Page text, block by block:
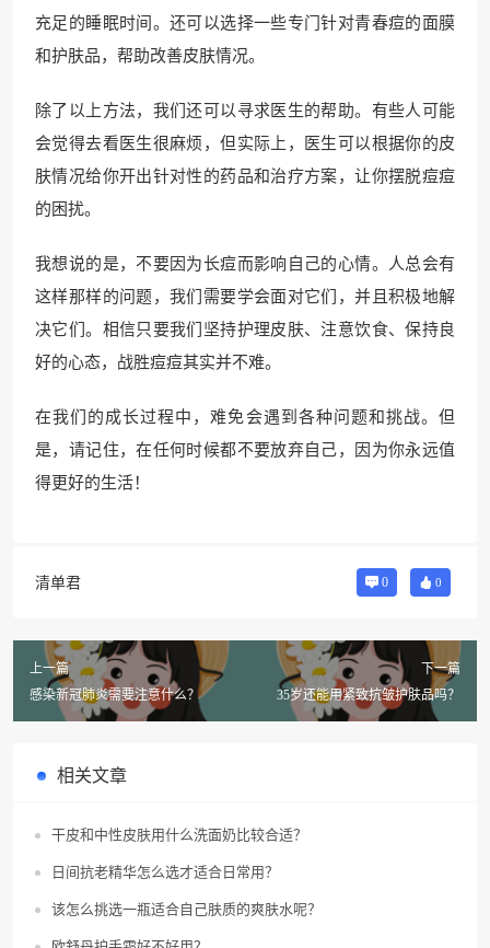
充足的睡眠时间。还可以选择一些专门针对青春痘的面膜
和护肤品，帮助改善皮肤情况。
除了以上方法，我们还可以寻求医生的帮助。有些人可能
会觉得去看医生很麻烦，但实际上，医生可以根据你的皮
肤情况给你开出针对性的药品和治疗方案，让你摆脱痘痘
的困扰。
我想说的是，不要因为长痘而影响自己的心情。人总会有
这样那样的问题，我们需要学会面对它们，并且积极地解
决它们。相信只要我们坚持护理皮肤、注意饮食、保持良
好的心态，战胜痘痘其实并不难。
在我们的成长过程中，难免会遇到各种问题和挑战。但
是，请记住，在任何时候都不要放弃自己，因为你永远值
得更好的生活！
清单君 0 0
上一篇
感染新冠肺炎需要注意什么？
下一篇
35岁还能用紧致抗皱护肤品吗？
相关文章
干皮和中性皮肤用什么洗面奶比较合适？
日间抗老精华怎么选才适合日常用？
该怎么挑选一瓶适合自己肤质的爽肤水呢？